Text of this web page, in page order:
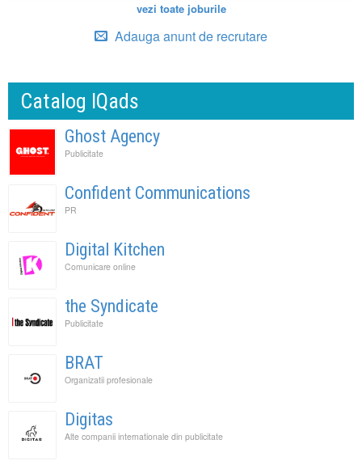
vezi toate joburile
Adauga anunt de recrutare
Catalog IQads
Ghost Agency
Publicitate
Confident Communications
PR
Digital Kitchen
Comunicare online
the Syndicate
Publicitate
BRAT
Organizatii profesionale
Digitas
Alte companii internationale din publicitate